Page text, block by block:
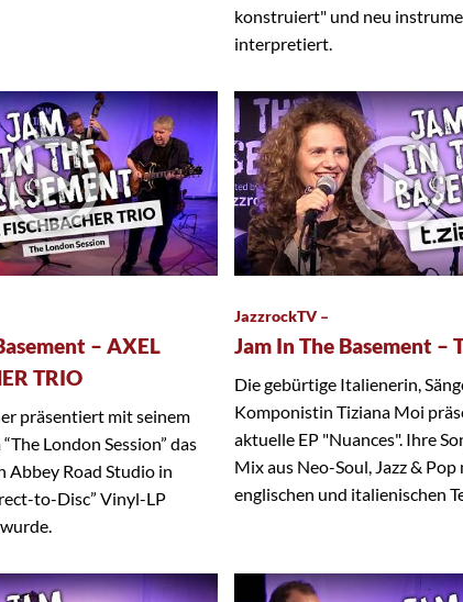
konstruiert" und neu
interpretiert.
– AXEL
TRIO
präsentiert mit seinem
London Session” das
Abbey Road Studio in
to-Disc” Vinyl-LP
JazzrockTV –
Jam In The Basement –
Die gebürtige Italienerin,
Komponistin Tiziana Moi
aktuelle EP "Nuances". Ihre
Mix aus Neo-Soul, Jazz & Pop
englischen und italienischen